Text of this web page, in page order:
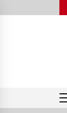
sisältöön